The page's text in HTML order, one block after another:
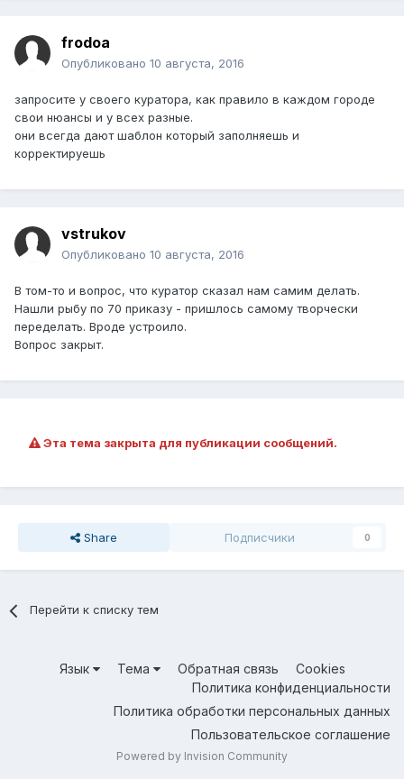
frodoa
Опубликовано 10 августа, 2016
запросите у своего куратора, как правило в каждом городе
свои нюансы и у всех разные.
они всегда дают шаблон который заполняешь и
корректируешь
vstrukov
Опубликовано 10 августа, 2016
В том-то и вопрос, что куратор сказал нам самим делать.
Нашли рыбу по 70 приказу - пришлось самому творчески
переделать. Вроде устроило.
Вопрос закрыт.
Эта тема закрыта для публикации сообщений.
Share Подписчики 0
Перейти к списку тем
Язык Тема Обратная связь
Cookies
Политика конфиденциальности
Политика обработки персональных данных
Пользовательское соглашение
Powered by Invision Community